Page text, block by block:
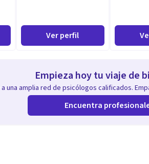
Ver perfil
Empieza hoy tu viaje de
una amplia red de psicólogos calificados.
Encuentra